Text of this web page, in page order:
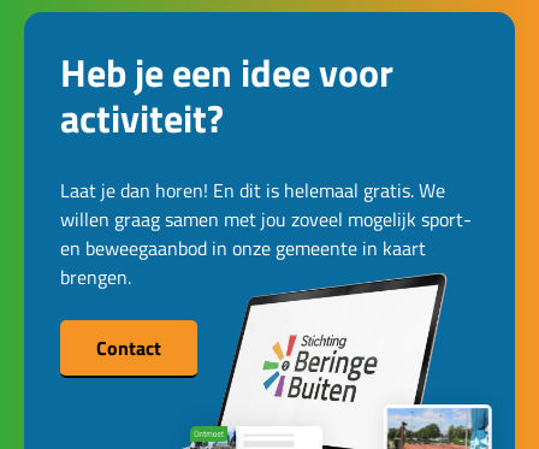
Heb je een idee voor
activiteit?
Laat je dan horen! En dit is helemaal gratis. We
willen graag samen met jou zoveel mogelijk sport-
en beweegaanbod in onze gemeente in kaart
brengen.
Contact